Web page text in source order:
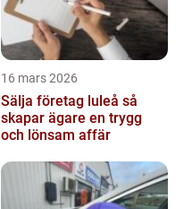
16 mars 2026
Sälja företag luleå så
skapar ägare en trygg
och lönsam affär